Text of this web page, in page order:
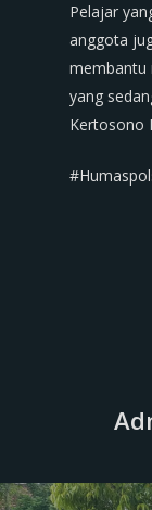
Pelajar
anggota
membantu
yang
Kertosono